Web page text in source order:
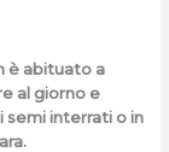
è abituato a
al giorno e
semi interrati o in